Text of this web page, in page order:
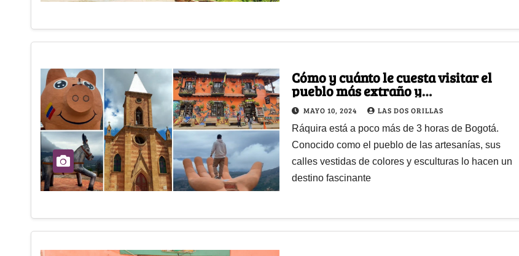
Cómo y cuánto le cuesta visitar el
pueblo más extraño y
fotogénico de Boyacá
MAYO 10, 2024 LAS DOS ORILLAS
Ráquira está a poco más de 3 horas de Bogotá.
Conocido como el pueblo de las artesanías, sus
calles vestidas de colores y esculturas lo hacen un
destino fascinante